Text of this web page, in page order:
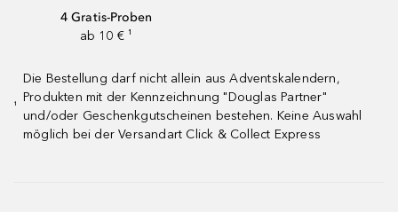
4 Gratis-Proben
ab 10 € ¹
¹
Die Bestellung darf nicht allein aus Adventskalendern,
Produkten mit der Kennzeichnung "Douglas Partner"
und/oder Geschenkgutscheinen bestehen. Keine Auswahl
möglich bei der Versandart Click & Collect Express